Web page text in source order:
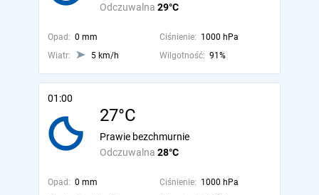
Odczuwalna 29°C
Opad: 0 mm Ciśnienie: 1000 hPa
Wiatr:
5 km/h Wilgotność: 91%
01:00
27°C
Odczuwalna 28°C
Prawie bezchmurnie
Opad: 0 mm Ciśnienie: 1000 hPa